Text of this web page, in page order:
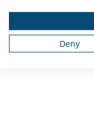
✓ Deskundig
✓ Ook na
Deny